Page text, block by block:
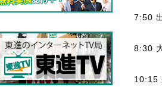
7:50
8:30
10:15